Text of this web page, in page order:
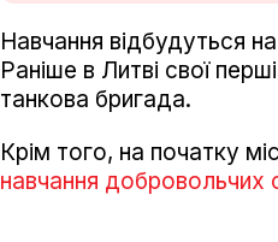
Навчання відбудуться на
Раніше в Литві свої
танкова бригада.
Крім того, на початку
навчання добровольчих